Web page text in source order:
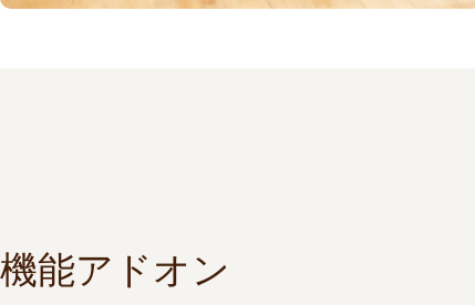
機能アドオン